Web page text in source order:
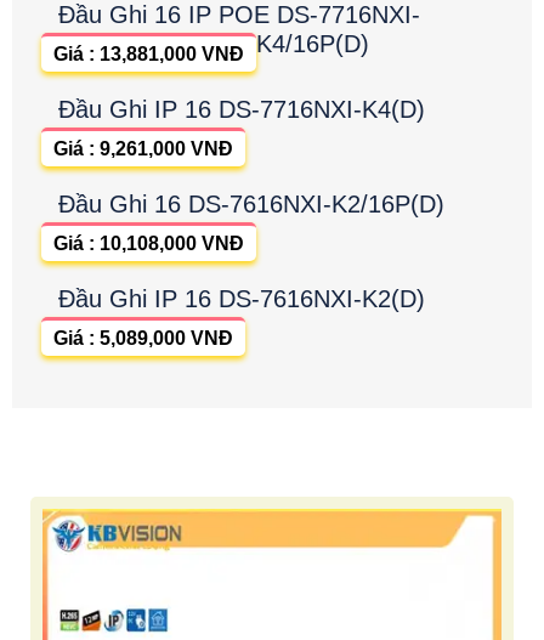
Đầu Ghi 16 IP POE DS-7716NXI-
K4/16P(D)
Giá : 13,881,000 VNĐ
Đầu Ghi IP 16 DS-7716NXI-K4(D)
Giá : 9,261,000 VNĐ
Đầu Ghi 16 DS-7616NXI-K2/16P(D)
Giá : 10,108,000 VNĐ
Đầu Ghi IP 16 DS-7616NXI-K2(D)
Giá : 5,089,000 VNĐ